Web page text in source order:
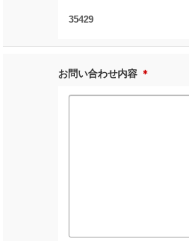
35429
お問い合わせ内容 ＊